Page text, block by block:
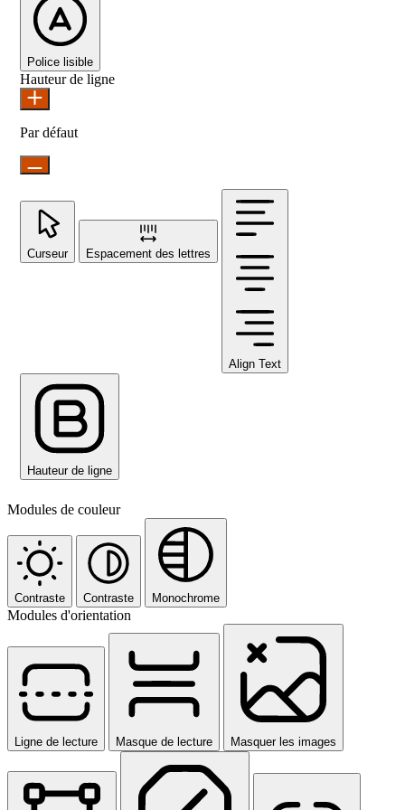
Police lisible
Hauteur de ligne
Par défaut
Curseur Espacement des lettres
Align Text
Hauteur de ligne
Modules de couleur
Contraste Contraste Monochrome
Modules d'orientation
Ligne de lecture Masque de lecture Masquer les images